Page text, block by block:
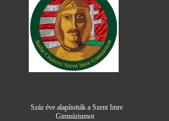
Száz éve alapították a Szent Imre
Gimnáziumot